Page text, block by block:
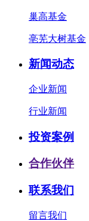
巢高基金
亳芜大树基金
新闻动态
企业新闻
行业新闻
投资案例
合作伙伴
联系我们
留言我们